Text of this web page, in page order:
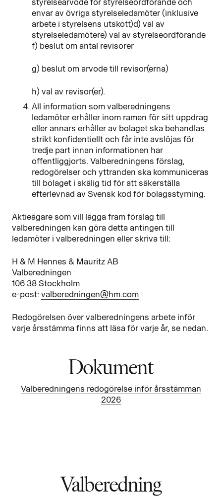
styrelsearvode för styrelseordförande och
envar av övriga styrelseledamöter (inklusive
arbete i styrelsens utskott)d) val av
styrelseledamötere) val av styrelseordförande
f) beslut om antal revisorer
g) beslut om arvode till revisor(erna)
h) val av revisor(er).
All information som valberedningens
ledamöter erhåller inom ramen för sitt uppdrag
eller annars erhåller av bolaget ska behandlas
strikt konfidentiellt och får inte avslöjas för
tredje part innan informationen har
offentliggjorts. Valberedningens förslag,
redogörelser och yttranden ska kommuniceras
till bolaget i skälig tid för att säkerställa
efterlevnad av Svensk kod för bolagsstyrning.
Aktieägare som vill lägga fram förslag till
valberedningen kan göra detta antingen till
ledamöter i valberedningen eller skriva till:
H & M Hennes & Mauritz AB
Valberedningen
106 38 Stockholm
e-post: valberedningen@hm.com
Redogörelsen över valberedningens arbete inför
varje årsstämma finns att läsa för varje år, se nedan.
Dokument
Valberedningens redogörelse inför årsstämman
2026
Valberedning